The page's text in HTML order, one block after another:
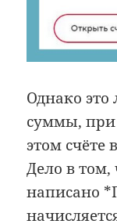
Однако это
суммы,
этом счёте
Дело в том,
написано